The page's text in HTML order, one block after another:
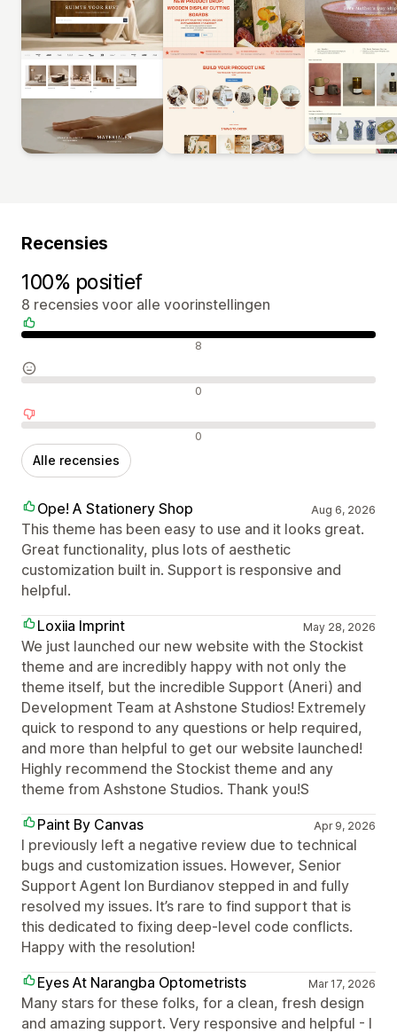
Recensies
100% positief
8 recensies voor alle voorinstellingen
Positieve recensies 8
Neutrale recensies 0
Negatieve recensies 0
Alle recensies
Ope! A Stationery Shop Aug 6, 2026
This theme has been easy to use and it looks great.
Great functionality, plus lots of aesthetic
customization built in. Support is responsive and
helpful.
Loxiia Imprint
May 28, 2026
We just launched our new website with the Stockist
theme and are incredibly happy with not only the
theme itself, but the incredible Support (Aneri) and
Development Team at Ashstone Studios! Extremely
quick to respond to any questions or help required,
and more than helpful to get our website launched!
Highly recommend the Stockist theme and any
theme from Ashstone Studios. Thank you!S
Paint By Canvas
Apr 9, 2026
I previously left a negative review due to technical
bugs and customization issues. However, Senior
Support Agent Ion Burdianov stepped in and fully
resolved my issues. It’s rare to find support that is
this dedicated to fixing deep-level code conflicts.
Happy with the resolution!
Eyes At Narangba Optometrists
Mar 17, 2026
Many stars for these folks, for a clean, fresh design
and amazing support. Very responsive and helpful - I